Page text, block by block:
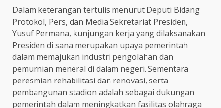
Dalam keterangan tertulis menurut Deputi Bidang
Protokol, Pers, dan Media Sekretariat Presiden,
Yusuf Permana, kunjungan kerja yang dilaksanakan
Presiden di sana merupakan upaya pemerintah
dalam memajukan industri pengolahan dan
pemurnian meneral di dalam negeri. Sementara
peresmian rehabilitasi dan renovasi, serta
pembangunan stadion adalah sebagai dukungan
pemerintah dalam meningkatkan fasilitas olahraga